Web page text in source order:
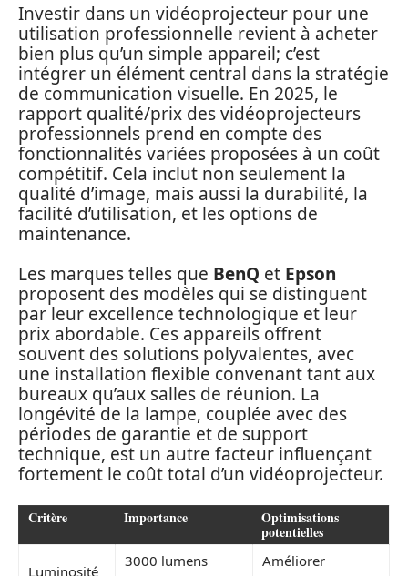
Investir dans un vidéoprojecteur pour une
utilisation professionnelle revient à acheter
bien plus qu’un simple appareil; c’est
intégrer un élément central dans la stratégie
de communication visuelle. En 2025, le
rapport qualité/prix des vidéoprojecteurs
professionnels prend en compte des
fonctionnalités variées proposées à un coût
compétitif. Cela inclut non seulement la
qualité d’image, mais aussi la durabilité, la
facilité d’utilisation, et les options de
maintenance.
Les marques telles que BenQ et Epson
proposent des modèles qui se distinguent
par leur excellence technologique et leur
prix abordable. Ces appareils offrent
souvent des solutions polyvalentes, avec
une installation flexible convenant tant aux
bureaux qu’aux salles de réunion. La
longévité de la lampe, couplée avec des
périodes de garantie et de support
technique, est un autre facteur influençant
fortement le coût total d’un vidéoprojecteur.
Critère Importance Optimisations
potentielles
Luminosité
3000 lumens
Améliorer